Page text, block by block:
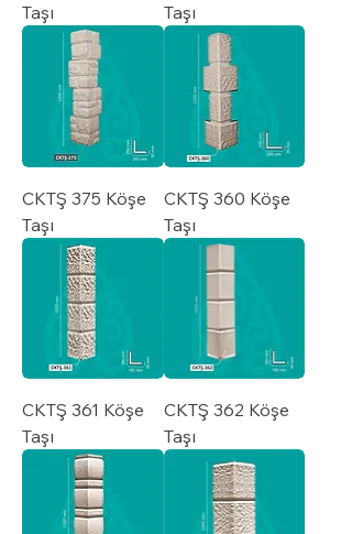
Taşı
Taşı
CKTŞ 375 Köşe
Taşı
CKTŞ 360 Köşe
Taşı
CKTŞ 361 Köşe
Taşı
CKTŞ 362 Köşe
Taşı